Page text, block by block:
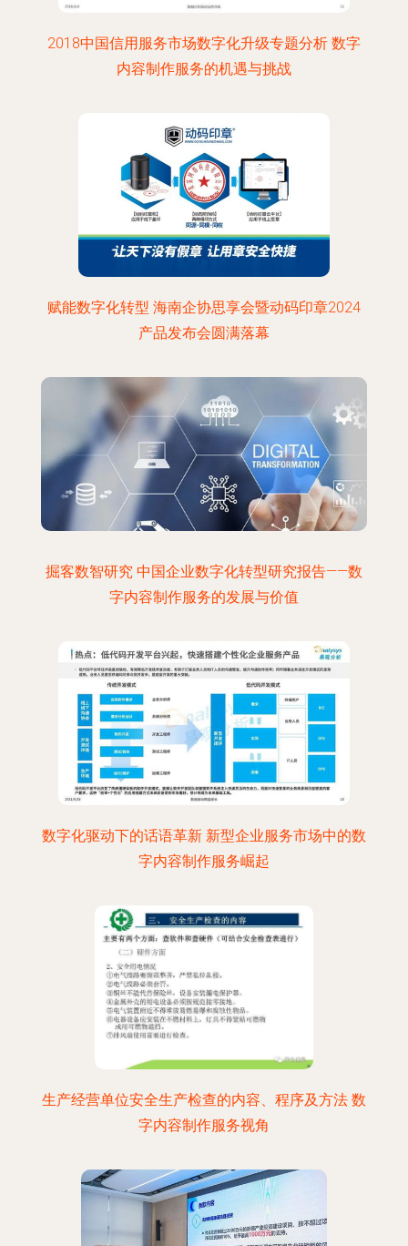
2018中国信用服务市场数字化升级专题分析 数字
内容制作服务的机遇与挑战
赋能数字化转型 海南企协思享会暨动码印章2024
产品发布会圆满落幕
掘客数智研究 中国企业数字化转型研究报告——数
字内容制作服务的发展与价值
数字化驱动下的话语革新 新型企业服务市场中的数
字内容制作服务崛起
生产经营单位安全生产检查的内容、程序及方法 数
字内容制作服务视角